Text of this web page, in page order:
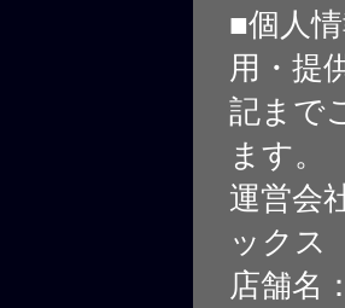
■個人
用・提
記まで
ます。
運営会
ックス
店舗名